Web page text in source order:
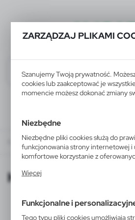
ZARZĄDZAJ PLIKAMI
Szanujemy Twoją prywatność.
cookies lub zaakceptować je
momencie możesz dokonać zmiany
Niezbędne
Niezbędne pliki cookies służą do
funkcjonowania strony internetowej i
komfortowe korzystanie z
działania w celu m.in. dostosowania
korzystasz, może działać bez
Więcej
Funkcjonalne i
Tego typu pliki cookies umożliwiają
KATALOGI ONLINE
KATALOGI ONLINE